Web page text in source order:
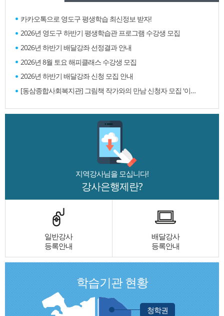
카카오톡으로 영도구 평생학습 최신정보 받자!
2026년 영도구 하반기 평생학습관 프로그램 수강생 모집
2026년 하반기 배달강좌 선정결과 안내
2026년 8월 토요 해피클래스 수강생 모집
2026년 하반기 배달강좌 신청 모집 안내
[동삼종합사회복지관] 그림책 작가와의 만남 신청자 모집 '이경희 작가'
지역강사님을 모십니다!
강사은행제란?
일반강사
등록안내
배달강사
등록안내
학습기관 현황
청학권